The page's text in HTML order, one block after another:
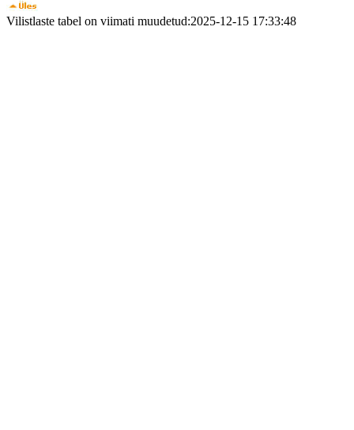
Vilistlaste tabel on viimati muudetud:2025-12-15 17:33:48